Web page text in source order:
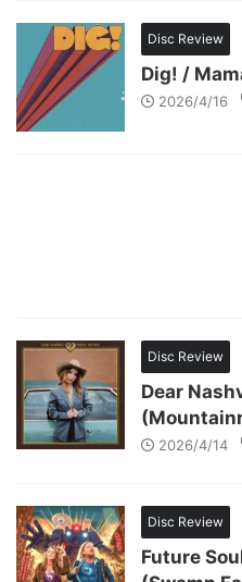
Disc Review
Dig! /
2026/4/16
Disc Review
Dear
2026/4/14
Disc Review
Future